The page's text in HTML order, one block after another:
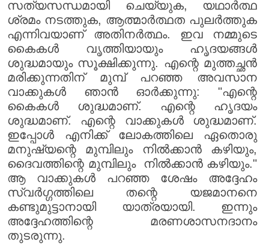
സത്യസന്ധമായി ചെയ്യുക, യഥാർത്ഥ
ശ്രമം നടത്തുക, ആത്മാർത്ഥത പുലർത്തുക
എന്നിവയാണ് അതിനർത്ഥം. ഇവ നമ്മുടെ
കൈകൾ വൃത്തിയായും ഹൃദയങ്ങൾ
ശുദ്ധമായും സൂക്ഷിക്കുന്നു. എന്റെ മുത്തച്ഛൻ
മരിക്കുന്നതിന് മുമ്പ് പറഞ്ഞ അവസാന
വാക്കുകൾ ഞാൻ ഓർക്കുന്നു: "എന്റെ
കൈകൾ ശുദ്ധമാണ്. എന്റെ ഹൃദയം
ശുദ്ധമാണ്. എന്റെ വാക്കുകൾ ശുദ്ധമാണ്.
ഇപ്പോൾ എനിക്ക് ലോകത്തിലെ ഏതൊരു
മനുഷ്യന്റെ മുമ്പിലും നിൽക്കാൻ കഴിയും,
ദൈവത്തിന്റെ മുമ്പിലും നിൽക്കാൻ കഴിയും."
ആ വാക്കുകൾ പറഞ്ഞ ശേഷം അദ്ദേഹം
സ്വർഗ്ഗത്തിലെ തന്റെ യജമാനനെ
കണ്ടുമുട്ടാനായി യാത്രയായി. ഇന്നും
അദ്ദേഹത്തിന്റെ മരണശാസനദാനം
തുടരുന്നു.